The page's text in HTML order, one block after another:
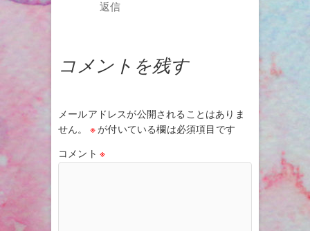
返信
コメントを残す
メールアドレスが公開されることはありま
せん。
※が付いている欄は必須項目です
コメント ※